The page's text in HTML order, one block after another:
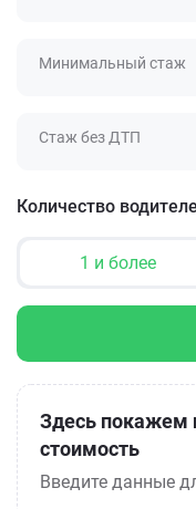
Минимальный стаж
Стаж без ДТП
Количество
1 и более
Здесь покажем
стоимость
Введите данные